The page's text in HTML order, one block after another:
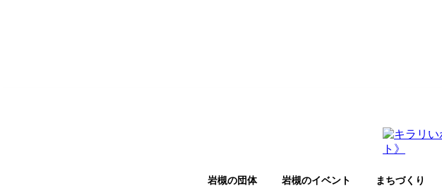
岩槻の団体 岩槻のイベント まちづくり